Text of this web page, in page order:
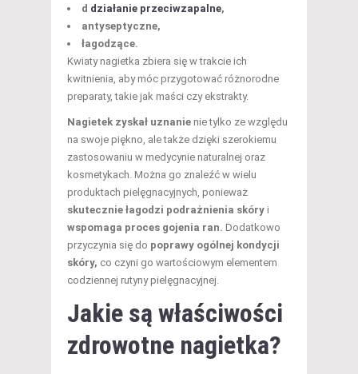
d działanie przeciwzapalne,
antyseptyczne,
łagodzące.
Kwiaty nagietka zbiera się w trakcie ich
kwitnienia, aby móc przygotować różnorodne
preparaty, takie jak maści czy ekstrakty.
Nagietek zyskał uznanie nie tylko ze względu
na swoje piękno, ale także dzięki szerokiemu
zastosowaniu w medycynie naturalnej oraz
kosmetykach. Można go znaleźć w wielu
produktach pielęgnacyjnych, ponieważ
skutecznie łagodzi podrażnienia skóry i
wspomaga proces gojenia ran. Dodatkowo
przyczynia się do poprawy ogólnej kondycji
skóry, co czyni go wartościowym elementem
codziennej rutyny pielęgnacyjnej.
Jakie są właściwości
zdrowotne nagietka?